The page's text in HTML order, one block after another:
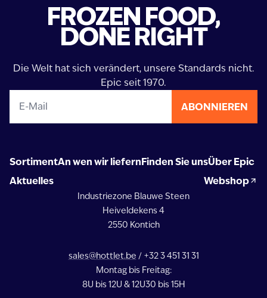
FROZEN FOOD,
DONE RIGHT
Die Welt hat sich verändert, unsere Standards nicht.
Epic seit 1970.
ABONNIEREN
SortimentAn wen wir liefernFinden Sie unsÜber Epic
Aktuelles
Webshop
Industriezone Blauwe Steen
Heiveldekens 4
2550 Kontich
sales@hottlet.be / +32 3 451 31 31
Montag bis Freitag:
8U bis 12U & 12U30 bis 15H